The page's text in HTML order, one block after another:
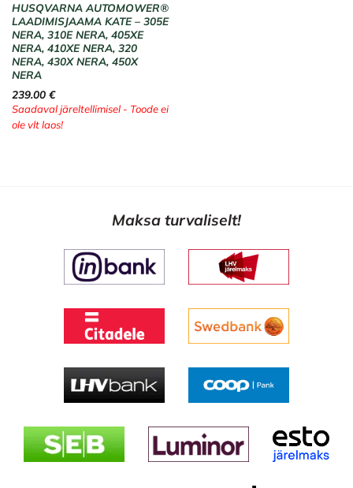
HUSQVARNA AUTOMOWER®
LAADIMISJAAMA KATE – 305E
NERA, 310E NERA, 405XE
NERA, 410XE NERA, 320
NERA, 430X NERA, 450X
NERA
239.00 €
Saadaval järeltellimisel - Toode ei
ole vlt laos!
Maksa turvaliselt!